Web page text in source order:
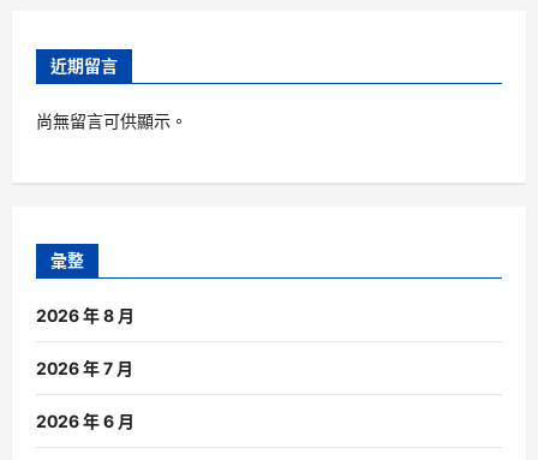
近期留言
尚無留言可供顯示。
彙整
2026 年 8 月
2026 年 7 月
2026 年 6 月